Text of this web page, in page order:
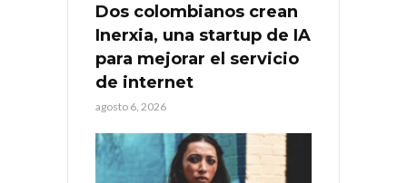
Dos colombianos crean
Inerxia, una startup de IA
para mejorar el servicio
de internet
agosto 6, 2026